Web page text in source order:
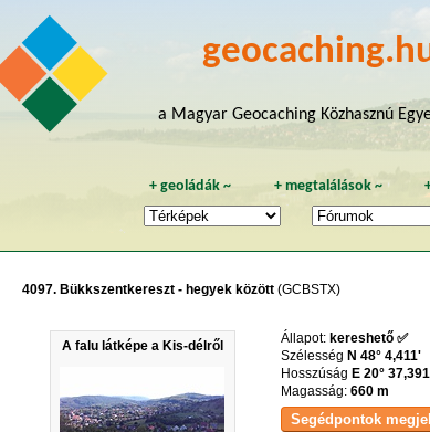
a Magyar Geocaching Közhasznú
+geoládák ~ + megtalálások~
4097. Bükkszentkereszt - hegyek között (GCBSTX)
A falu látképe a Kis-délről Állapot: kereshető ✅
Szélesség N 48° 4,411'
Hosszúság E 20°
Magasság: 660 m